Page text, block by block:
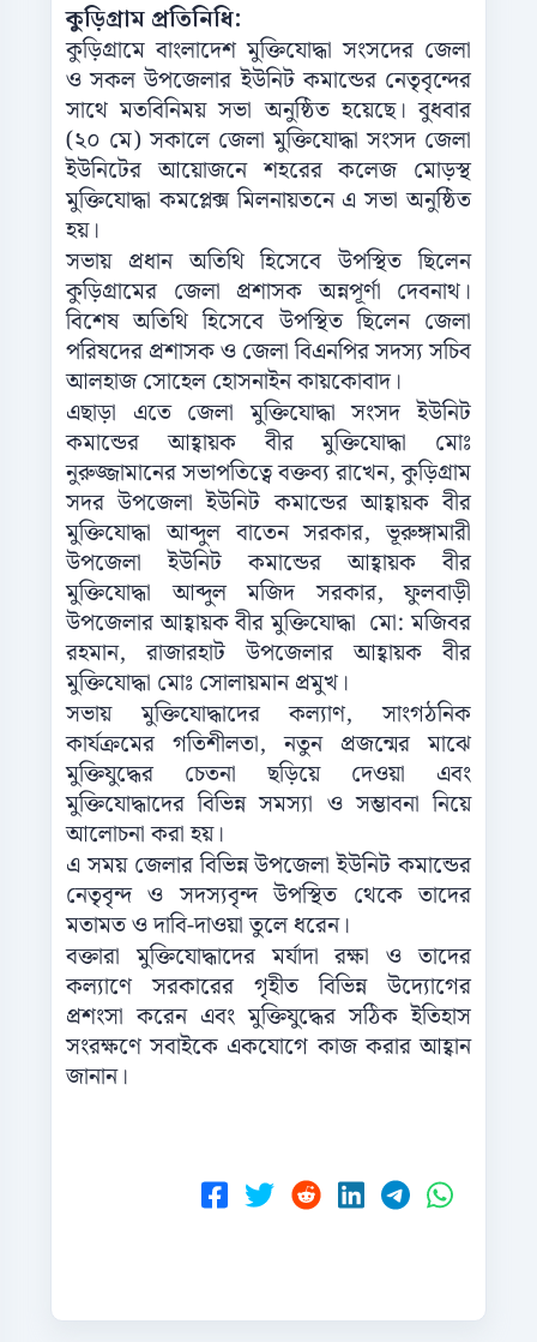
কুড়িগ্রাম প্রতিনিধি:
কুড়িগ্রামে বাংলাদেশ মুক্তিযোদ্ধা সংসদের জেলা
ও সকল উপজেলার ইউনিট কমান্ডের নেতৃবৃন্দের
সাথে মতবিনিময় সভা অনুষ্ঠিত হয়েছে। বুধবার
(২০ মে) সকালে জেলা মুক্তিযোদ্ধা সংসদ জেলা
ইউনিটের আয়োজনে শহরের কলেজ মোড়স্থ
মুক্তিযোদ্ধা কমপ্লেক্স মিলনায়তনে এ সভা অনুষ্ঠিত
হয়।
সভায় প্রধান অতিথি হিসেবে উপস্থিত ছিলেন
কুড়িগ্রামের জেলা প্রশাসক অন্নপূর্ণা দেবনাথ।
বিশেষ অতিথি হিসেবে উপস্থিত ছিলেন জেলা
পরিষদের প্রশাসক ও জেলা বিএনপির সদস্য সচিব
আলহাজ সোহেল হোসনাইন কায়কোবাদ।
এছাড়া এতে জেলা মুক্তিযোদ্ধা সংসদ ইউনিট
কমান্ডের আহ্বায়ক বীর মুক্তিযোদ্ধা মোঃ
নুরুজ্জামানের সভাপতিত্বে বক্তব্য রাখেন, কুড়িগ্রাম
সদর উপজেলা ইউনিট কমান্ডের আহ্বায়ক বীর
মুক্তিযোদ্ধা আব্দুল বাতেন সরকার, ভূরুঙ্গামারী
উপজেলা ইউনিট কমান্ডের আহ্বায়ক বীর
মুক্তিযোদ্ধা আব্দুল মজিদ সরকার, ফুলবাড়ী
উপজেলার আহ্বায়ক বীর মুক্তিযোদ্ধা মো: মজিবর
রহমান, রাজারহাট উপজেলার আহ্বায়ক বীর
মুক্তিযোদ্ধা মোঃ সোলায়মান প্রমুখ।
সভায় মুক্তিযোদ্ধাদের কল্যাণ, সাংগঠনিক
কার্যক্রমের গতিশীলতা, নতুন প্রজন্মের মাঝে
মুক্তিযুদ্ধের চেতনা ছড়িয়ে দেওয়া এবং
মুক্তিযোদ্ধাদের বিভিন্ন সমস্যা ও সম্ভাবনা নিয়ে
আলোচনা করা হয়।
এ সময় জেলার বিভিন্ন উপজেলা ইউনিট কমান্ডের
নেতৃবৃন্দ ও সদস্যবৃন্দ উপস্থিত থেকে তাদের
মতামত ও দাবি-দাওয়া তুলে ধরেন।
বক্তারা মুক্তিযোদ্ধাদের মর্যাদা রক্ষা ও তাদের
কল্যাণে সরকারের গৃহীত বিভিন্ন উদ্যোগের
প্রশংসা করেন এবং মুক্তিযুদ্ধের সঠিক ইতিহাস
সংরক্ষণে সবাইকে একযোগে কাজ করার আহ্বান
জানান।